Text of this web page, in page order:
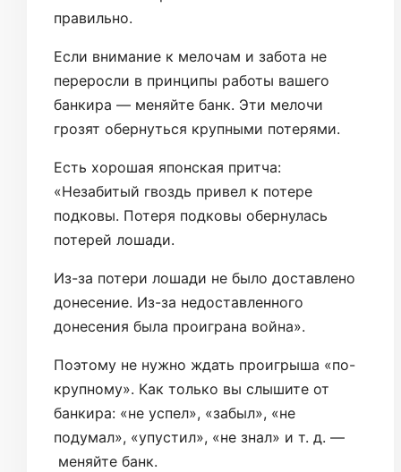
правильно.
Если внимание к мелочам и забота не
переросли в принципы работы вашего
банкира — меняйте банк. Эти мелочи
грозят обернуться крупными потерями.
Есть хорошая японская притча:
«Незабитый гвоздь привел к потере
подковы. Потеря подковы обернулась
потерей лошади.
Из-за потери лошади не было доставлено
донесение. Из-за недоставленного
донесения была проиграна война».
Поэтому не нужно ждать проигрыша «по-
крупному». Как только вы слышите от
банкира: «не успел», «забыл», «не
подумал», «упустил», «не знал» и т. д. —
меняйте банк.